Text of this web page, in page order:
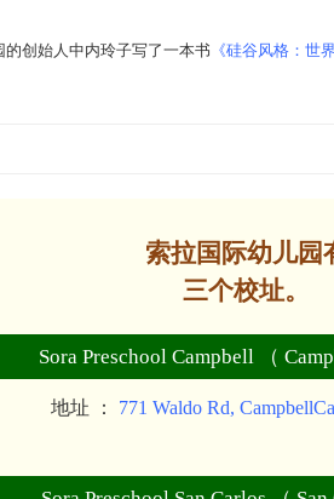
的创始人中内玲子写了一本书 《硅谷风格：世
索拉国际幼儿园
三个校址。
Sora Preschool Campbell （
地址 ： 771 Waldo Rd,